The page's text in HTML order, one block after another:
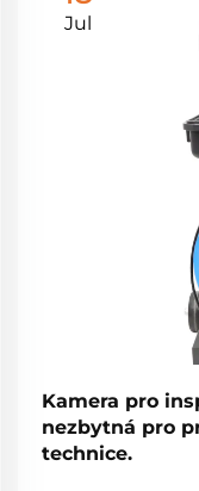
Jul
Kamera pro
nezbytná pro
technice.